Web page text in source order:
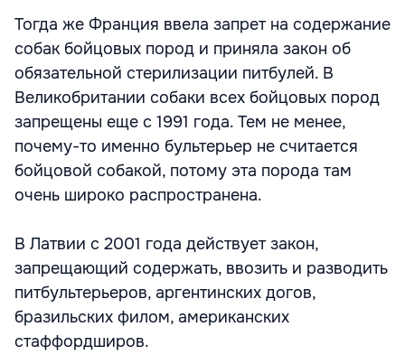
Тогда же Франция ввела запрет на содержание
собак бойцовых пород и приняла закон об
обязательной стерилизации питбулей. В
Великобритании собаки всех бойцовых пород
запрещены еще с 1991 года. Тем не менее,
почему-то именно бультерьер не считается
бойцовой собакой, потому эта порода там
очень широко распространена.
В Латвии с 2001 года действует закон,
запрещающий содержать, ввозить и разводить
питбультерьеров, аргентинских догов,
бразильских филом, американских
стаффордширов.